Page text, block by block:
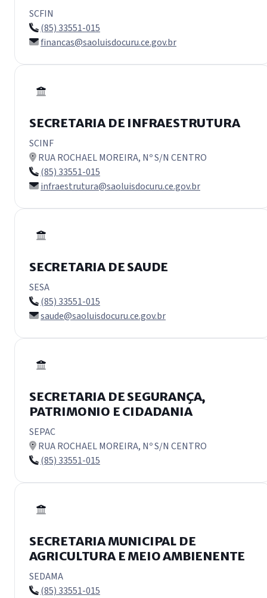
SCFIN
(85) 33551-015
financas@saoluisdocuru.ce.gov.br
SECRETARIA DE INFRAESTRUTURA
SCINF
RUA ROCHAEL MOREIRA, Nº S/N CENTRO
(85) 33551-015
infraestrutura@saoluisdocuru.ce.gov.br
SECRETARIA DE SAUDE
SESA
(85) 33551-015
saude@saoluisdocuru.ce.gov.br
SECRETARIA DE SEGURANÇA,
PATRIMONIO E CIDADANIA
SEPAC
RUA ROCHAEL MOREIRA, Nº S/N CENTRO
(85) 33551-015
SECRETARIA MUNICIPAL DE
AGRICULTURA E MEIO AMBIENENTE
SEDAMA
(85) 33551-015